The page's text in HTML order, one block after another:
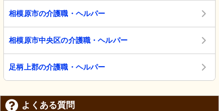
相模原市の介護職・ヘルパー
相模原市中央区の介護職・ヘルパー
足柄上郡の介護職・ヘルパー
よくある質問